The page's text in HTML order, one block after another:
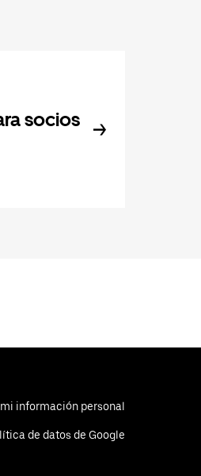
socios
información personal
de datos de Google